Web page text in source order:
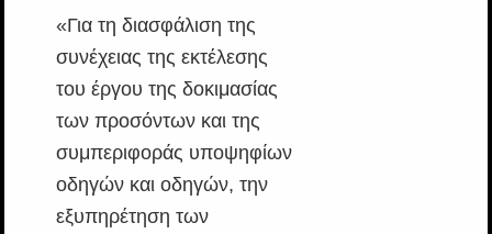
«Για τη διασφάλιση της
συνέχειας της εκτέλεσης
του έργου της δοκιμασίας
των προσόντων και της
συμπεριφοράς υποψηφίων
οδηγών και οδηγών, την
εξυπηρέτηση των